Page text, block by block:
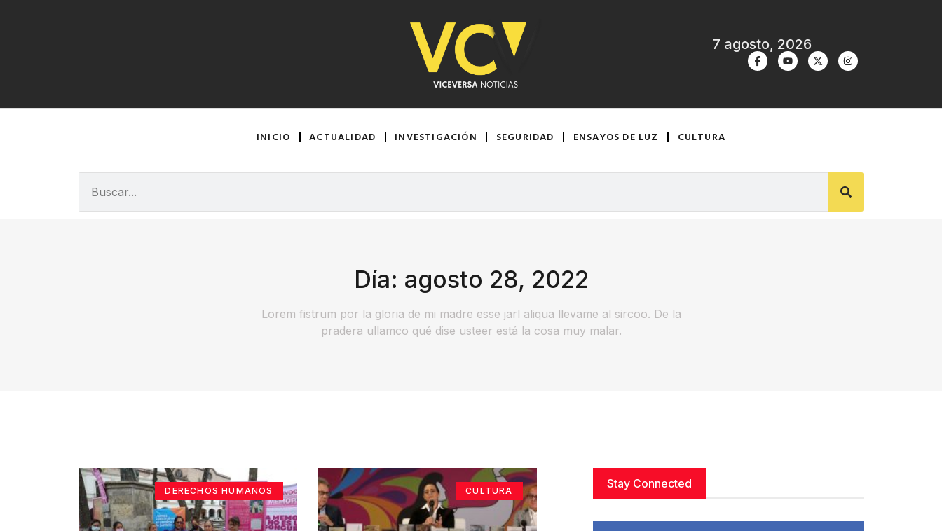
7 agosto, 2026
INICIO ACTUALIDAD INVESTIGACIÓN SEGURIDAD ENSAYOS DE LUZ CULTURA
Día: agosto 28, 2022
Lorem fistrum por la gloria de mi madre esse jarl aliqua llevame al sircoo. De la
pradera ullamco qué dise usteer está la cosa muy malar.
DERECHOS HUMANOS CULTURA
Stay Connected